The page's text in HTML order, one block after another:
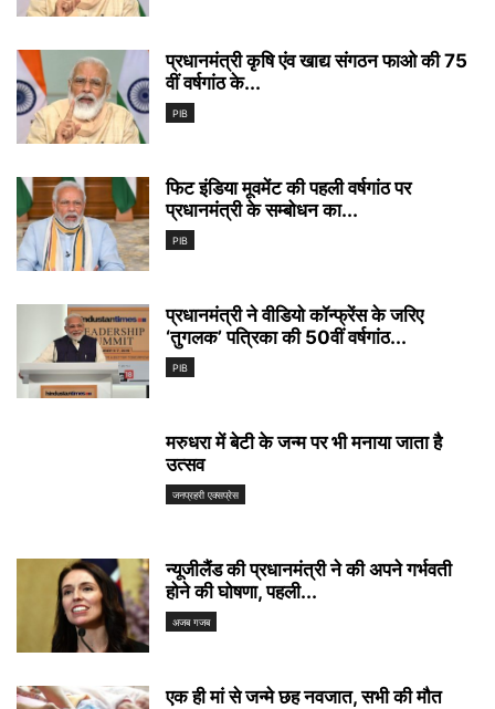
प्रधानमंत्री कृषि एंव खाद्य संगठन फाओ की 75
वीं वर्षगांठ के...
PIB
फिट इंडिया मूवमेंट की पहली वर्षगांठ पर
प्रधानमंत्री के सम्‍बोधन का...
PIB
प्रधानमंत्री ने वीडियो कॉन्फ्रेंस के जरिए
‘तुगलक’ पत्रिका की 50वीं वर्षगांठ...
PIB
मरुधरा में बेटी के जन्म पर भी मनाया जाता है
उत्सव
जनप्रहरी एक्सप्रेस
न्यूजीलैंड की प्रधानमंत्री ने की अपने गर्भवती
होने की घोषणा, पहली...
अजब गजब
एक ही मां से जन्मे छह नवजात, सभी की मौत